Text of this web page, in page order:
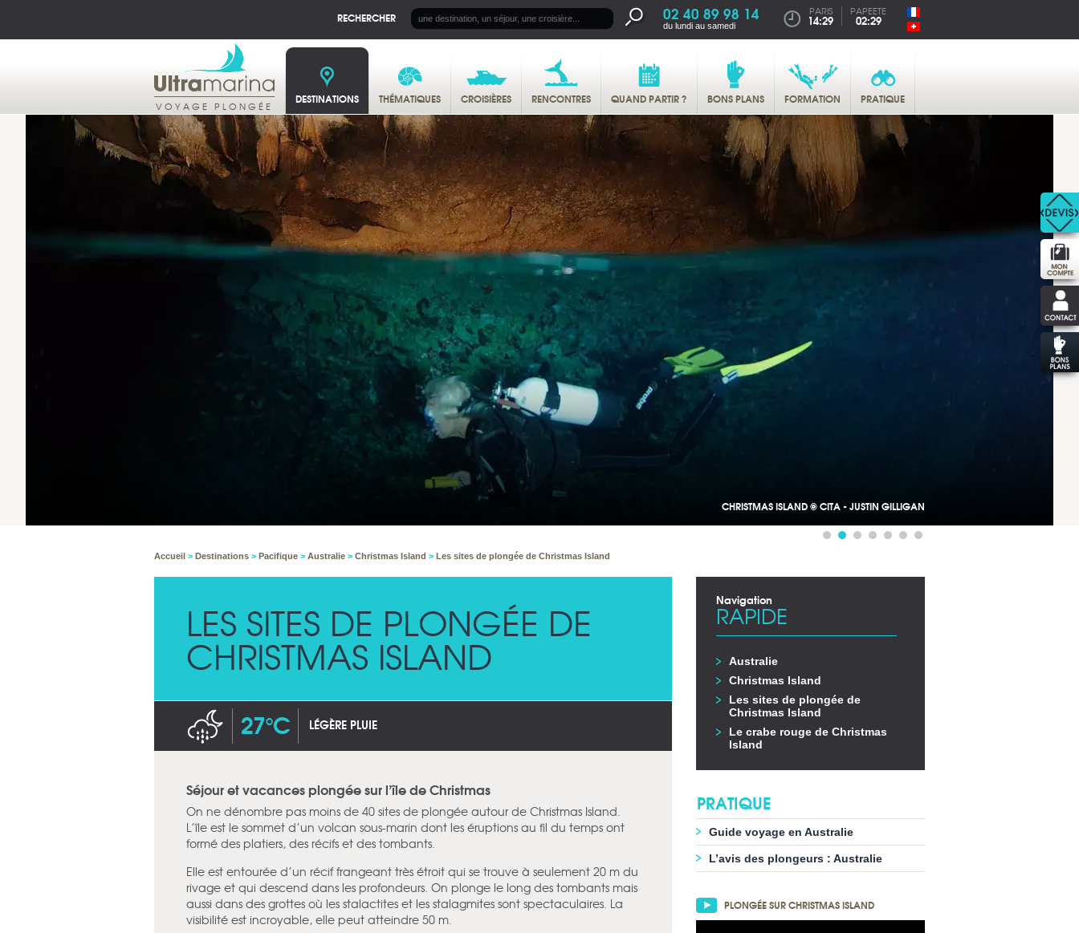
RECHERCHER 02 40 89 98 14
du lundi au samedi
PARIS
14:29
PAPEETE
02:29
VOYAGE PLONGÉE DESTINATIONS THÉMATIQUES CROISIÈRES RENCONTRES QUAND PARTIR ? BONS PLANS FORMATION PRATIQUE
CHRISTMAS ISLAND © CITA - JUSTIN GILLIGAN
Accueil > Destinations > Pacifique > Australie > Christmas Island > Les sites de plongée de Christmas Island
LES SITES DE PLONGÉE DE
CHRISTMAS ISLAND
27°C LÉGÈRE PLUIE
Séjour et vacances plongée sur l’île de Christmas
On ne dénombre pas moins de 40 sites de plongée autour de Christmas Island.
L’île est le sommet d’un volcan sous-marin dont les éruptions au fil du temps ont
formé des platiers, des récifs et des tombants.
Elle est entourée d’un récif frangeant très étroit qui se trouve à seulement 20 m du
rivage et qui descend dans les profondeurs. On plonge le long des tombants mais
aussi dans des grottes où les stalactites et les stalagmites sont spectaculaires. La
visibilité est incroyable, elle peut atteindre 50 m.
Navigation
RAPIDE
Australie
Christmas Island
Les sites de plongée de
Christmas Island
Le crabe rouge de Christmas
Island
PRATIQUE
Guide voyage en Australie
L’avis des plongeurs : Australie
PLONGÉE SUR CHRISTMAS ISLAND